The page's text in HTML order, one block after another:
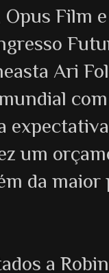
Film e
Ari
um
da
a Robin